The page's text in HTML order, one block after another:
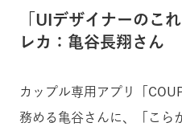
「UIデザイナーのこ
レカ：亀谷長翔さん
カップル専用アプリ「
務める亀谷さんに、「こら